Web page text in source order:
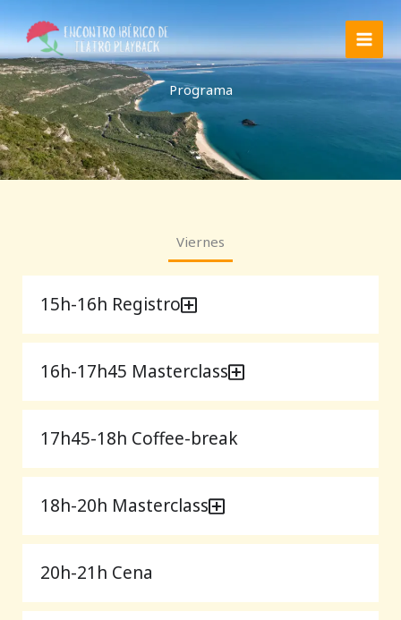
al
contenido
Programa
Viernes
15h-16h Registro
16h-17h45 Masterclass
17h45-18h Coffee-break
18h-20h Masterclass
20h-21h Cena